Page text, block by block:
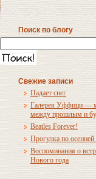
Поиск по блогу
Свежие записи
Падает снег
Галерея Уффици —
между прошлым и
Beatles Forever!
Прогулка по
Воспоминания о
Нового года